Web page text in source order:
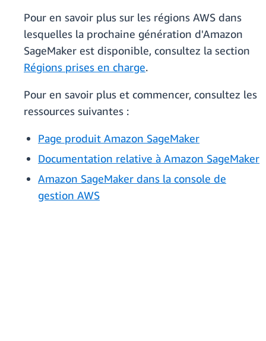
Pour en savoir plus sur les régions AWS dans
lesquelles la prochaine génération d'Amazon
SageMaker est disponible, consultez la section
Régions prises en charge.
Pour en savoir plus et commencer, consultez les
ressources suivantes :
Page produit Amazon SageMaker
Documentation relative à Amazon SageMaker
Amazon SageMaker dans la console de
gestion AWS